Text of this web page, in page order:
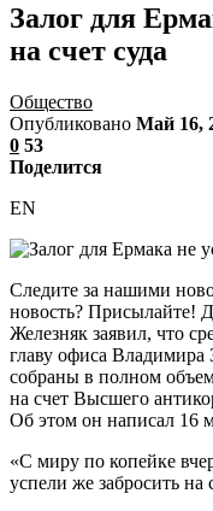
Залог для
на счет суда
Общество
Опубликовано Май 16,
0 53
Поделится
EN
Следите за нашими
новость? Присылайте!
Железняк заявил, что
главу офиса Владимира
собраны в полном
на счет Высшего
Об этом он написал 16
«С миру по копейке
успели же забросить